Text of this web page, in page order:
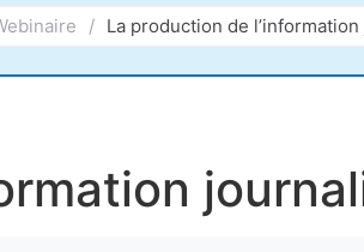
/ La production de